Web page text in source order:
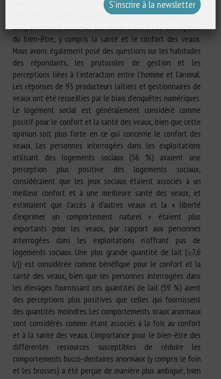
exemple, échelles de Likert) et portaient sur la manière
dont les pratiques courantes de gestion des veaux et les
comportements observés des veaux étaient liés aux aspects
du bien-être, y compris la santé et le confort des veaux.
Nous avons également posé des questions sur les habitudes
des répondants, les protocoles de gestion et les
perceptions liées à l’interaction entre l’homme et l’animal.
Les réponses de 93 producteurs laitiers et gestionnaires de
veaux ont été recueillies par le biais d’enquêtes numériques.
Le logement social est généralement considéré comme
positif pour le confort et la santé des veaux, bien que cette
opinion soit plus forte en ce qui concerne le confort des
veaux. Les personnes interrogées dans les exploitations
utilisant des logements sociaux (56 %) avaient une
perception plus positive des logements sociaux,
considéraient que les jeux sociaux étaient associés à un
meilleur confort et à une meilleure santé des veaux, et
estimaient que l’accès à d’autres veaux et la « liberté
d’exprimer un comportement naturel » étaient plus
importants pour les veaux, par rapport aux personnes
interrogées dans les exploitations n’offrant pas de
logements sociaux. Une plus grande quantité de lait (≥7,6
l/j) est considérée comme bénéfique pour le confort et la
santé des veaux, bien que les personnes interrogées dans
les élevages fournissant ces quantités de lait (59 %) aient
des perceptions plus positives que celles qui fournissent
des quantités moindres. Les comportements oraux anormaux
sont considérés comme étant associés à la fois au confort
et à la santé des veaux. L’importance pour le bien-être des
différentes ressources susceptibles de réduire les
comportements bucco-dentaires anormaux (y compris le foin
et les brosses) a été perçue de manière plus ambiguë, bien